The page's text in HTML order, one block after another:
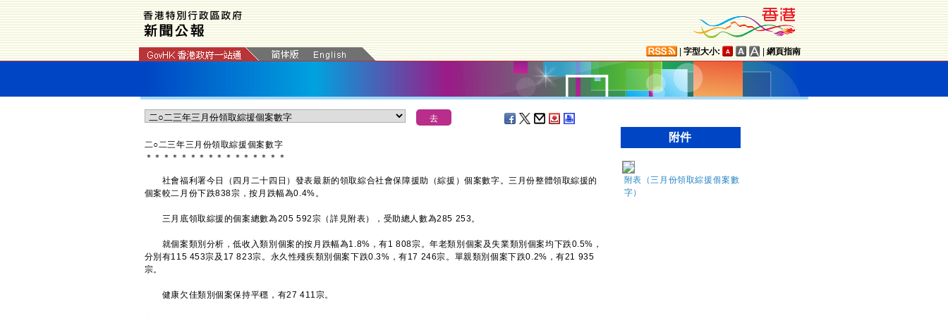
字型大小: 網頁指南
二○二三年三月份領取綜援個案數字
＊ ＊ ＊ ＊ ＊ ＊ ＊ ＊ ＊ ＊ ＊ ＊ ＊ ＊ ＊ ＊
社會福利署今日（四月二十四日）發表最新的領取綜合社會保障援助（綜援）個案數字。三月份整體領取綜援的
個案較二月份下跌838宗，按月跌幅為0.4%。
三月底領取綜援的個案總數為205 592宗（詳見附表），受助總人數為285 253。
就個案類別分析，低收入類別個案的按月跌幅為1.8%，有1 808宗。年老類別個案及失業類別個案均下跌0.5%，
分別有115 453宗及17 823宗。永久性殘疾類別個案下跌0.3%，有17 246宗。單親類別個案下跌0.2%，有21 935
宗。
健康欠佳類別個案保持平穩，有27 411宗。
附件
附表（三月份領取綜援個案數
字）